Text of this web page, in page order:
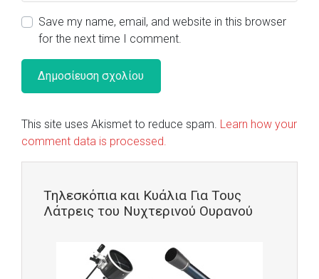
Save my name, email, and website in this browser
for the next time I comment.
This site uses Akismet to reduce spam. Learn how your
comment data is processed.
Τηλεσκόπια και Κυάλια Για Τους
Λάτρεις του Νυχτερινού Ουρανού